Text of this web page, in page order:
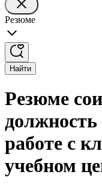
Резюме
Найти
Резюме
работе с
учебном